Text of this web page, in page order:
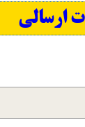
ارسالی